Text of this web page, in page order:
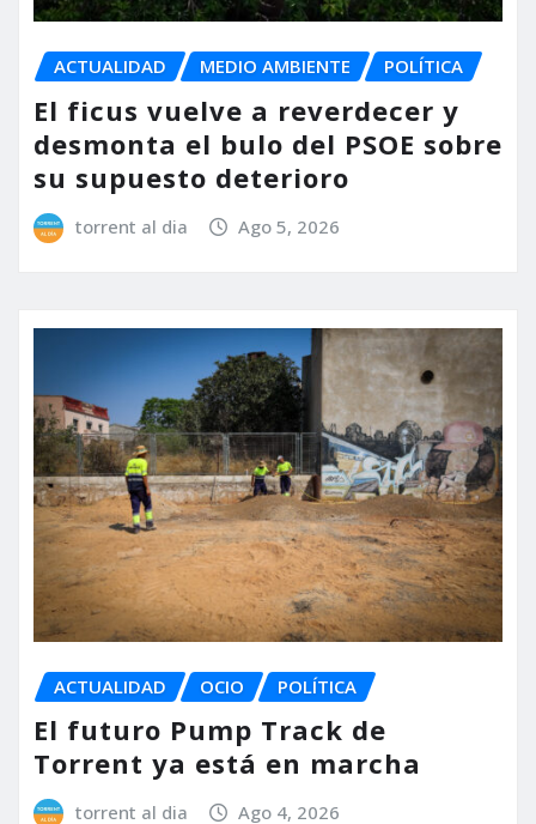
ACTUALIDAD MEDIO AMBIENTE POLÍTICA
El ficus vuelve a reverdecer y
desmonta el bulo del PSOE sobre
su supuesto deterioro
torrent al dia Ago 5, 2026
ACTUALIDAD OCIO POLÍTICA
El futuro Pump Track de
Torrent ya está en marcha
torrent al dia Ago 4, 2026